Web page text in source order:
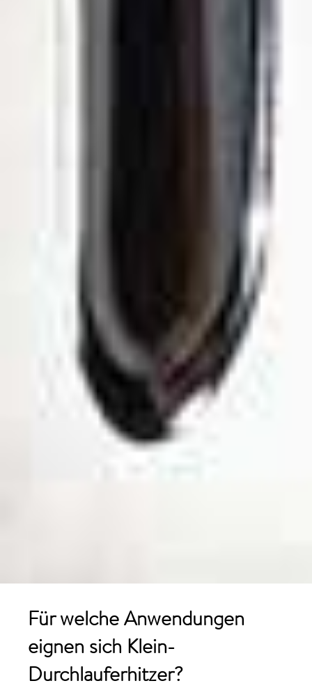
Für welche Anwendungen
eignen sich Klein-
Durchlauferhitzer?